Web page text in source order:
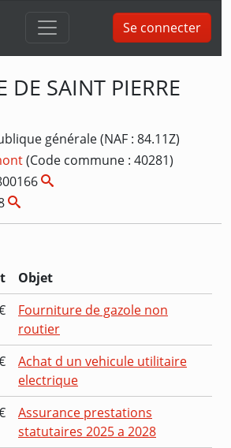
Se connecter
DE SAINT PIERRE
générale (NAF : 84.11Z)
(Code commune : 40281)
Objet
Fourniture de gazole non
routier
Achat d un vehicule utilitaire
electrique
Assurance prestations
statutaires 2025 a 2028